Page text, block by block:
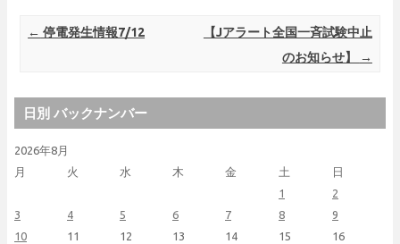
Post navigation
← 停電発生情報7/12
【Jアラート全国一斉試験中止
のお知らせ】
→
日別 バックナンバー
2026年8月
月
火 水 木 金 土 日
1
2
3
4 5 6 7 8
9
10
11 12 13 14 15
16